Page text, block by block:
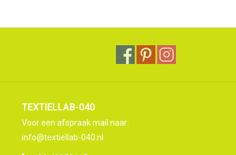
TEXTIELLAB-040
Voor een afspraak mail naar:
info@textiellab-040.nl